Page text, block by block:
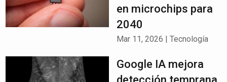
en microchips para
2040
Mar 11, 2026 |Tecnología
Google IA mejora